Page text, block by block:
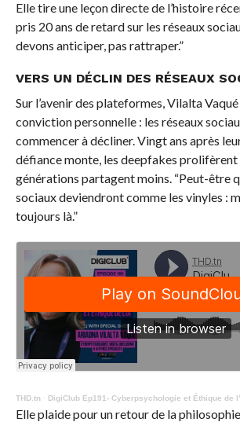
Elle tire une leçon directe de l’histoire
pris 20 ans de retard sur les réseaux
devons anticiper, pas rattraper.”
VERS UN DÉCLIN DES RÉSEAUX
Sur l’avenir des plateformes, Vilalta
conviction personnelle : les réseaux
commencer à décliner. Vingt ans après
défiance monte, les deepfakes prolifèrent
générations partagent moins. “Peut-être
sociaux deviendront comme les vinyles :
toujours là.”
THD.tn· DigiClub Ep191- Cyberpsychologie et Éthique de l’IA : Comment
Elle plaide pour un retour de la